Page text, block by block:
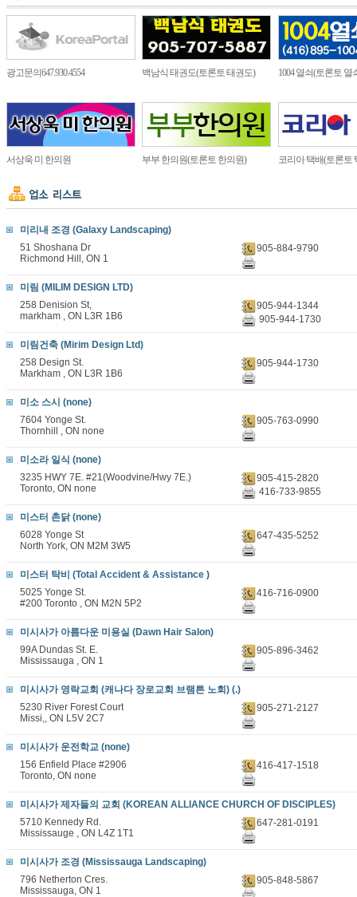
광고문의647.930.4554 백남식 태권도(토론토 태권도) 1004 열쇠(토론토 열
서상욱 미 한의원 부부 한의원(토론토 한의원) 코리아 택배(토론토
미리내 조경 (Galaxy Landscaping)
51 Shoshana Dr
Richmond Hill, ON 1
905-884-9790
미림 (MILIM DESIGN LTD)
258 Denision St,
markham , ON L3R 1B6
905-944-1344
905-944-1730
미림건축 (Mirim Design Ltd)
258 Design St.
Markham , ON L3R 1B6
905-944-1730
미소 스시 (none)
7604 Yonge St.
Thornhill , ON none
905-763-0990
미소라 일식 (none)
3235 HWY 7E. #21(Woodvine/Hwy 7E.)
Toronto, ON none
905-415-2820
416-733-9855
미스터 촌닭 (none)
6028 Yonge St
North York, ON M2M 3W5
647-435-5252
미스터 탁비 (Total Accident & Assistance )
5025 Yonge St.
#200 Toronto , ON M2N 5P2
416-716-0900
미시사가 아름다운 미용실 (Dawn Hair Salon)
99A Dundas St. E.
Mississauga , ON 1
905-896-3462
미시사가 영락교회 (캐나다 장로교회 브램튼 노회) (.)
5230 River Forest Court
Missi,, ON L5V 2C7
905-271-2127
미시사가 운전학교 (none)
156 Enfield Place #2906
Toronto, ON none
416-417-1518
미시사가 제자들의 교회 (KOREAN ALLIANCE CHURCH OF DISCIPLES)
5710 Kennedy Rd.
Mississauge , ON L4Z 1T1
647-281-0191
미시사가 조경 (Mississauga Landscaping)
796 Netherton Cres.
Mississauga, ON 1
905-848-5867